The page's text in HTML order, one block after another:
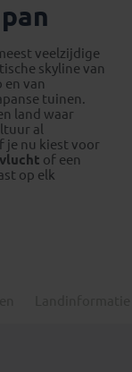
veelzijdige
skyline van
en van
tuinen.
land waar
al
je nu kiest voor
of een
op elk